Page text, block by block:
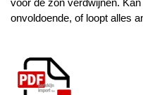
voor de zon verdwijnen.
onvoldoende, of loopt alles